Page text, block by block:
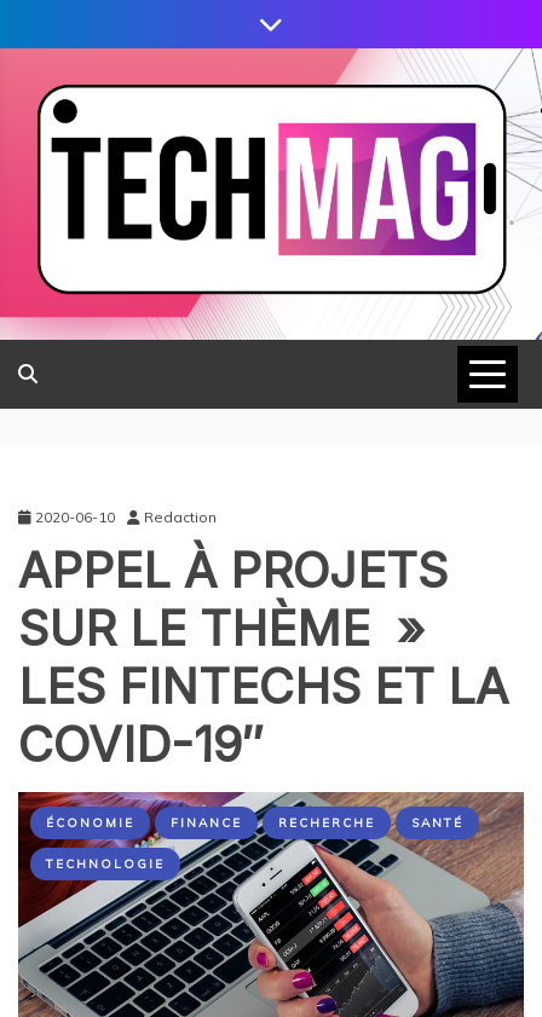
2020-06-10 Redaction
APPEL À PROJETS
SUR LE THÈME »
LES FINTECHS ET LA
COVID-19″
ÉCONOMIE FINANCE RECHERCHE SANTÉ
TECHNOLOGIE